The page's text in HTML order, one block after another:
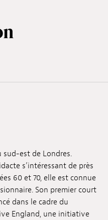
sud-est de Londres.
s’intéressant de près
60 et 70, elle est connue
Son premier court
dans le cadre du
England, une initiative